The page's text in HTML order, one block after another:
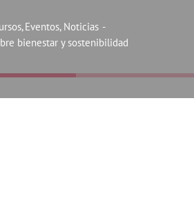
Eventos Noticias
bienestar y sostenibilidad